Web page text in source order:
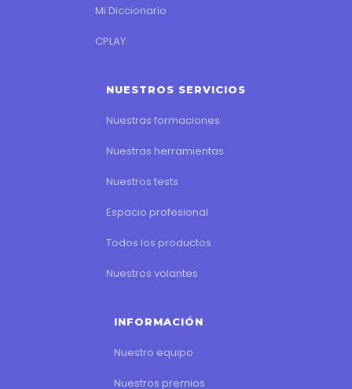
Mi Diccionario
CPLAY
NUESTROS SERVICIOS
Nuestras formaciones
Nuestras herramientas
Nuestros tests
Espacio profesional
Todos los productos
Nuestros volantes
INFORMACIÓN
Nuestro equipo
Nuestros premios